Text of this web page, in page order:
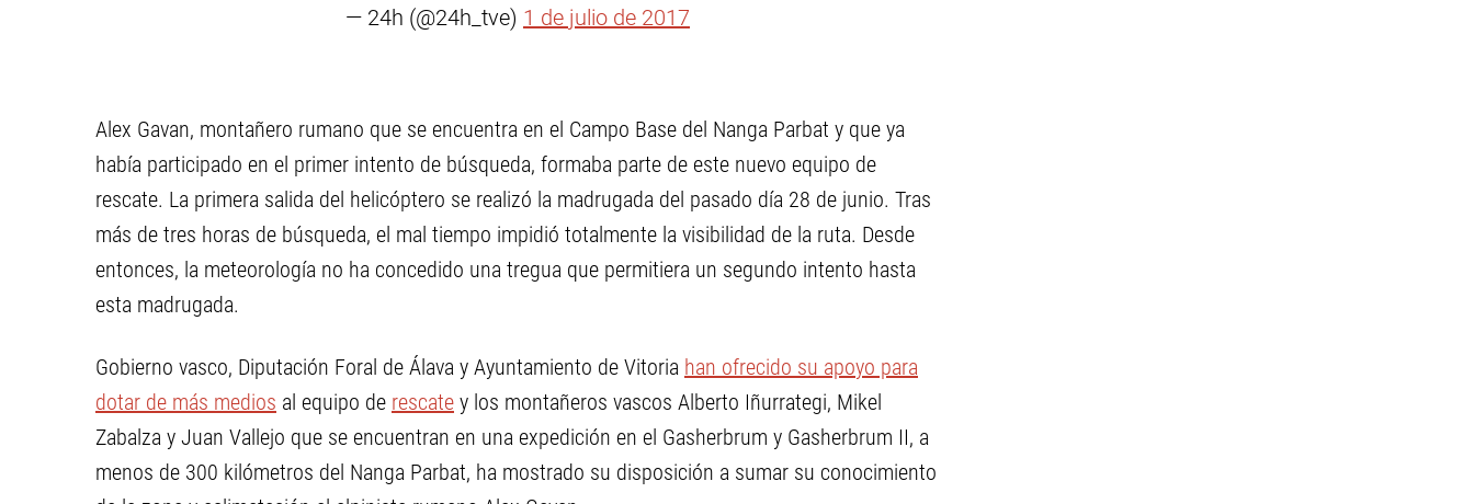
— 24h (@24h_tve) 1 de julio de 2017
Alex Gavan, montañero rumano que se encuentra en el Campo Base del Nanga Parbat y que ya
había participado en el primer intento de búsqueda, formaba parte de este nuevo equipo de
rescate. La primera salida del helicóptero se realizó la madrugada del pasado día 28 de junio. Tras
más de tres horas de búsqueda, el mal tiempo impidió totalmente la visibilidad de la ruta. Desde
entonces, la meteorología no ha concedido una tregua que permitiera un segundo intento hasta
esta madrugada.
Gobierno vasco, Diputación Foral de Álava y Ayuntamiento de Vitoria han ofrecido su apoyo para
dotar de más medios al equipo de rescate y los montañeros vascos Alberto Iñurrategi, Mikel
Zabalza y Juan Vallejo que se encuentran en una expedición en el Gasherbrum y Gasherbrum II, a
menos de 300 kilómetros del Nanga Parbat, ha mostrado su disposición a sumar su conocimiento